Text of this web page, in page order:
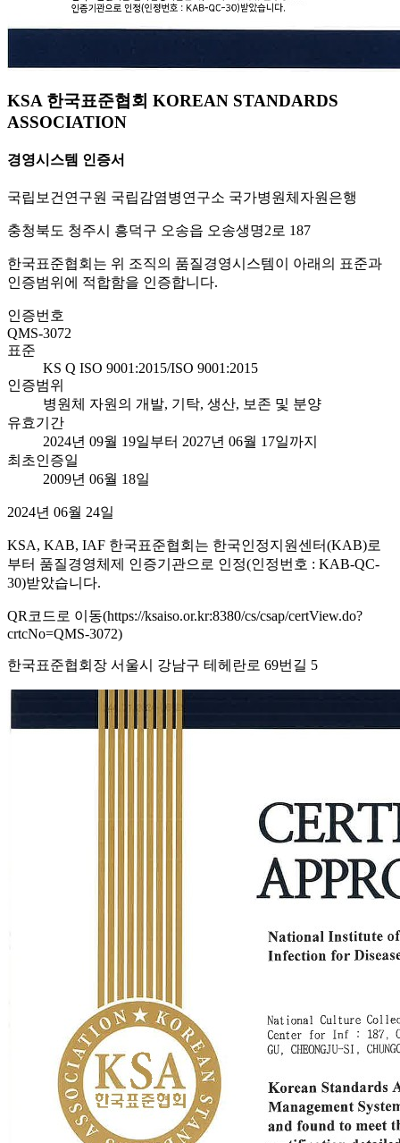
KSA 한국표준협회 KOREAN STANDARDS
ASSOCIATION
경영시스템 인증서
국립보건연구원 국립감염병연구소 국가병원체자원은행
충청북도 청주시 흥덕구 오송읍 오송생명2로 187
한국표준협회는 위 조직의 품질경영시스템이 아래의 표준과
인증범위에 적합함을 인증합니다.
인증번호
QMS-3072
표준
KS Q ISO 9001:2015/ISO 9001:2015
인증범위
병원체 자원의 개발, 기탁, 생산, 보존 및 분양
유효기간
2024년 09월 19일부터 2027년 06월 17일까지
최초인증일
2009년 06월 18일
2024년 06월 24일
KSA, KAB, IAF 한국표준협회는 한국인정지원센터(KAB)로
부터 품질경영체제 인증기관으로 인정(인정번호 : KAB-QC-
30)받았습니다.
QR코드로 이동(https://ksaiso.or.kr:8380/cs/csap/certView.do?
crtcNo=QMS-3072)
한국표준협회장 서울시 강남구 테헤란로 69번길 5